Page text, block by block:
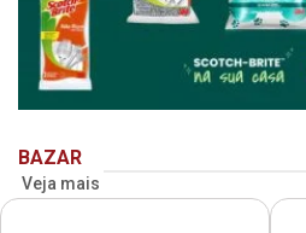
BAZAR
Veja mais